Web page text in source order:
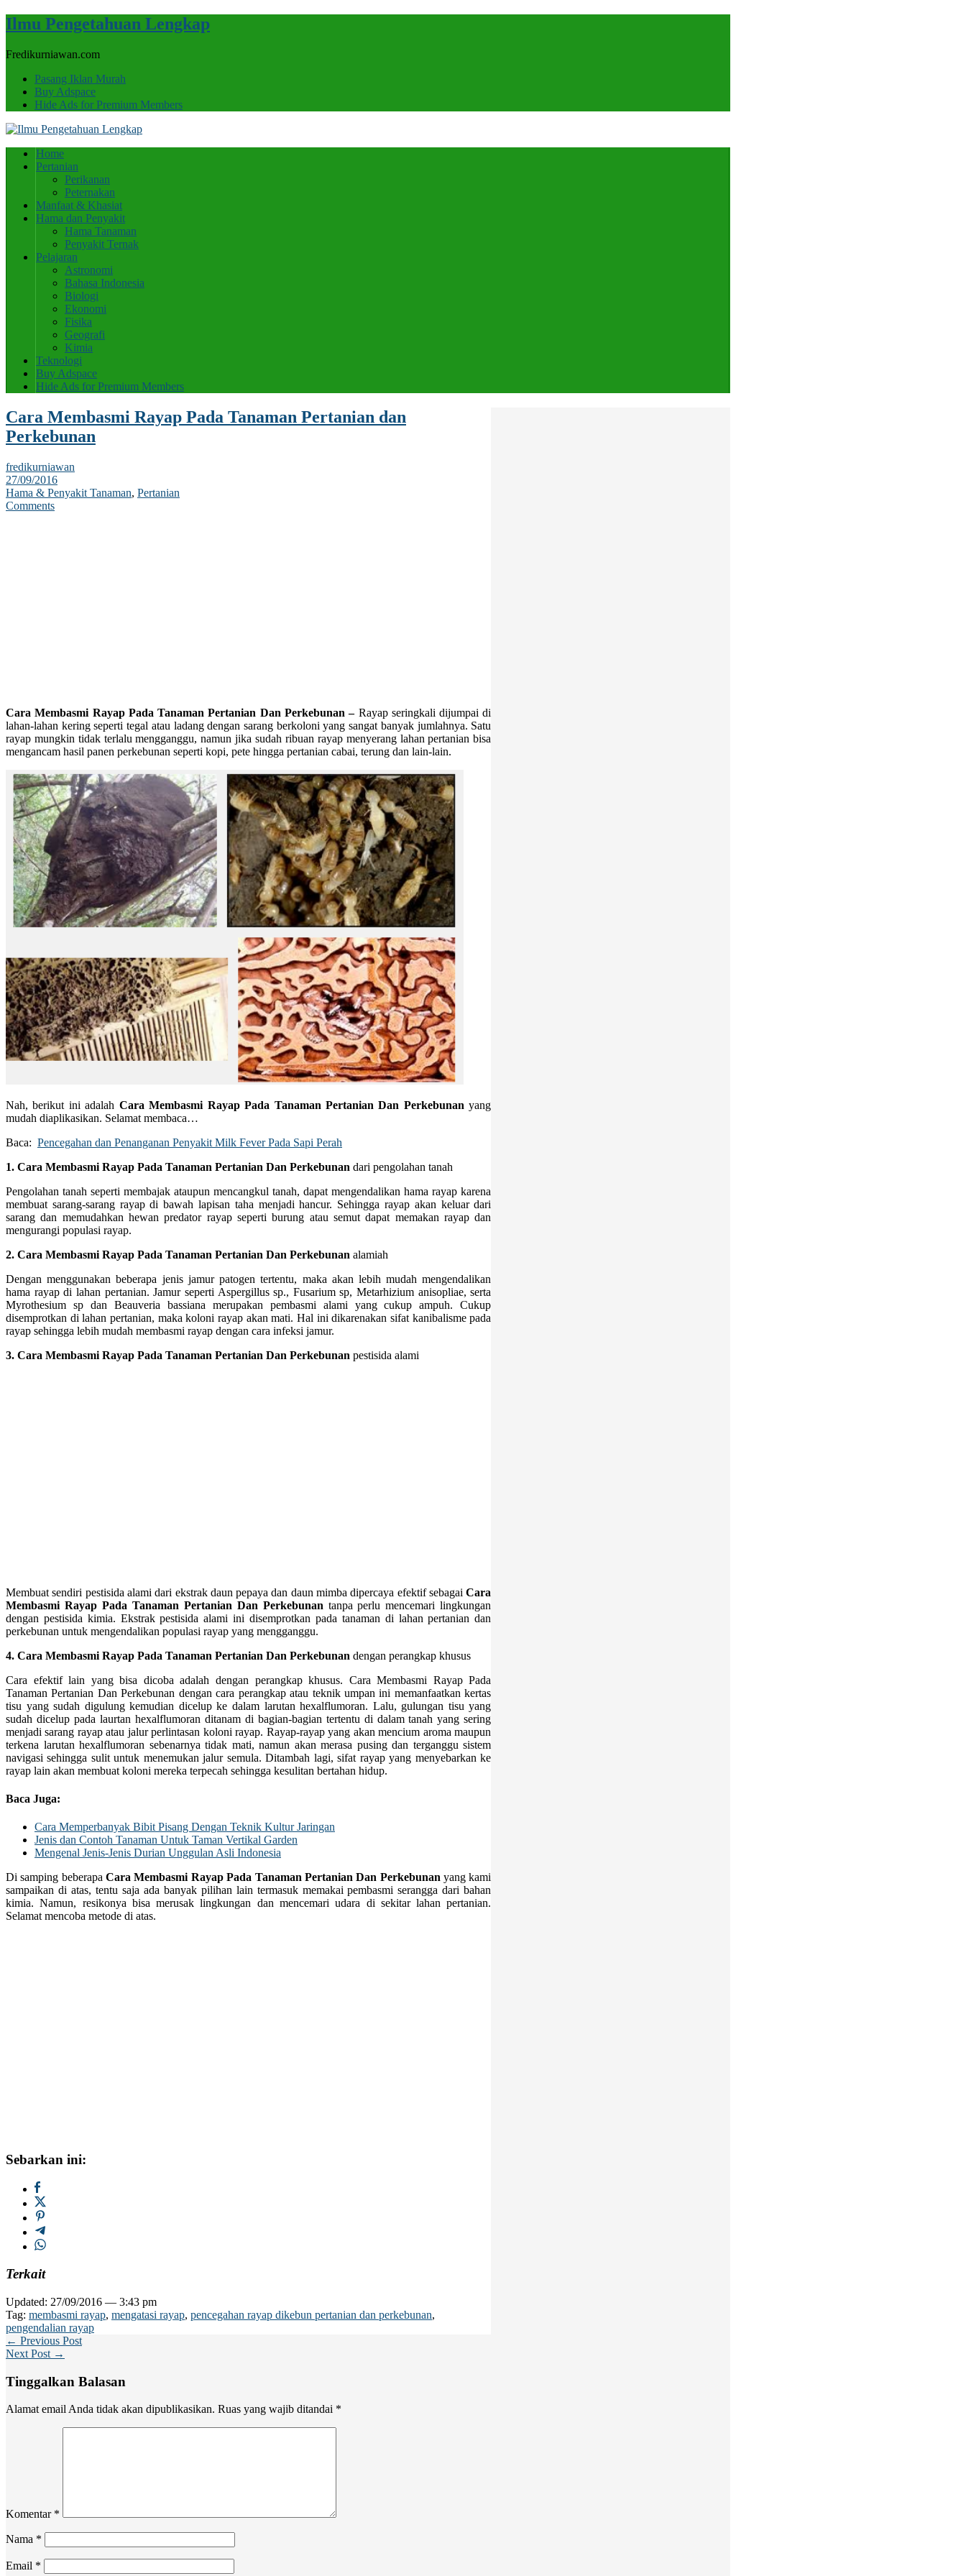
Ilmu Pengetahuan Lengkap
Fredikurniawan.com
Pasang Iklan Murah
Buy Adspace
Hide Ads for Premium Members
Home
Pertanian
Perikanan
Peternakan
Manfaat & Khasiat
Hama dan Penyakit
Hama Tanaman
Penyakit Ternak
Pelajaran
Astronomi
Bahasa Indonesia
Biologi
Ekonomi
Fisika
Geografi
Kimia
Teknologi
Buy Adspace
Hide Ads for Premium Members
Cara Membasmi Rayap Pada Tanaman Pertanian dan
Perkebunan
fredikurniawan
27/09/2016
Hama & Penyakit Tanaman, Pertanian
Comments
Cara Membasmi Rayap Pada Tanaman Pertanian Dan Perkebunan – Rayap seringkali dijumpai di
lahan-lahan kering seperti tegal atau ladang dengan sarang berkoloni yang sangat banyak jumlahnya. Satu
rayap mungkin tidak terlalu mengganggu, namun jika sudah ribuan rayap menyerang lahan pertanian bisa
mengancam hasil panen perkebunan seperti kopi, pete hingga pertanian cabai, terung dan lain-lain.
Nah, berikut ini adalah Cara Membasmi Rayap Pada Tanaman Pertanian Dan Perkebunan yang
mudah diaplikasikan. Selamat membaca…
Baca: Pencegahan dan Penanganan Penyakit Milk Fever Pada Sapi Perah
1. Cara Membasmi Rayap Pada Tanaman Pertanian Dan Perkebunan dari pengolahan tanah
Pengolahan tanah seperti membajak ataupun mencangkul tanah, dapat mengendalikan hama rayap karena
membuat sarang-sarang rayap di bawah lapisan taha menjadi hancur. Sehingga rayap akan keluar dari
sarang dan memudahkan hewan predator rayap seperti burung atau semut dapat memakan rayap dan
mengurangi populasi rayap.
2. Cara Membasmi Rayap Pada Tanaman Pertanian Dan Perkebunan alamiah
Dengan menggunakan beberapa jenis jamur patogen tertentu, maka akan lebih mudah mengendalikan
hama rayap di lahan pertanian. Jamur seperti Aspergillus sp., Fusarium sp, Metarhizium anisopliae, serta
Myrothesium sp dan Beauveria bassiana merupakan pembasmi alami yang cukup ampuh. Cukup
disemprotkan di lahan pertanian, maka koloni rayap akan mati. Hal ini dikarenakan sifat kanibalisme pada
rayap sehingga lebih mudah membasmi rayap dengan cara infeksi jamur.
3. Cara Membasmi Rayap Pada Tanaman Pertanian Dan Perkebunan pestisida alami
Membuat sendiri pestisida alami dari ekstrak daun pepaya dan daun mimba dipercaya efektif sebagaiCara
Membasmi Rayap Pada Tanaman Pertanian Dan Perkebunan tanpa perlu mencemari lingkungan
dengan pestisida kimia. Ekstrak pestisida alami ini disemprotkan pada tanaman di lahan pertanian dan
perkebunan untuk mengendalikan populasi rayap yang mengganggu.
4. Cara Membasmi Rayap Pada Tanaman Pertanian Dan Perkebunan dengan perangkap khusus
Cara efektif lain yang bisa dicoba adalah dengan perangkap khusus. Cara Membasmi Rayap Pada
Tanaman Pertanian Dan Perkebunan dengan cara perangkap atau teknik umpan ini memanfaatkan kertas
tisu yang sudah digulung kemudian dicelup ke dalam larutan hexalflumoran. Lalu, gulungan tisu yang
sudah dicelup pada laurtan hexalflumoran ditanam di bagian-bagian tertentu di dalam tanah yang sering
menjadi sarang rayap atau jalur perlintasan koloni rayap. Rayap-rayap yang akan mencium aroma maupun
terkena larutan hexalflumoran sebenarnya tidak mati, namun akan merasa pusing dan terganggu sistem
navigasi sehingga sulit untuk menemukan jalur semula. Ditambah lagi, sifat rayap yang menyebarkan ke
rayap lain akan membuat koloni mereka terpecah sehingga kesulitan bertahan hidup.
Baca Juga:
Cara Memperbanyak Bibit Pisang Dengan Teknik Kultur Jaringan
Jenis dan Contoh Tanaman Untuk Taman Vertikal Garden
Mengenal Jenis-Jenis Durian Unggulan Asli Indonesia
Di samping beberapaCara Membasmi Rayap Pada Tanaman Pertanian Dan Perkebunan yang kami
sampaikan di atas, tentu saja ada banyak pilihan lain termasuk memakai pembasmi serangga dari bahan
kimia. Namun, resikonya bisa merusak lingkungan dan mencemari udara di sekitar lahan pertanian.
Selamat mencoba metode di atas.
Sebarkan ini:
Terkait
Updated: 27/09/2016 — 3:43 pm
Tag: membasmi rayap, mengatasi rayap, pencegahan rayap dikebun pertanian dan perkebunan,
pengendalian rayap
← Previous Post
Next Post →
Tinggalkan Balasan
Alamat email Anda tidak akan dipublikasikan. Ruas yang wajib ditandai *
Komentar *
Nama *
Email *